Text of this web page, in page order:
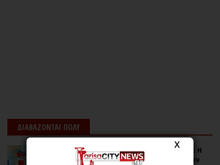
ΔΙΑΒΑΖΟΝΤΑΙ ΠΟΛΥ
Νεα δημοσκόπηση της MARC για τον ΑΝΤ1: Η
πρόθεση ψήφου, οι μεγάλες ανησυχίες των
X